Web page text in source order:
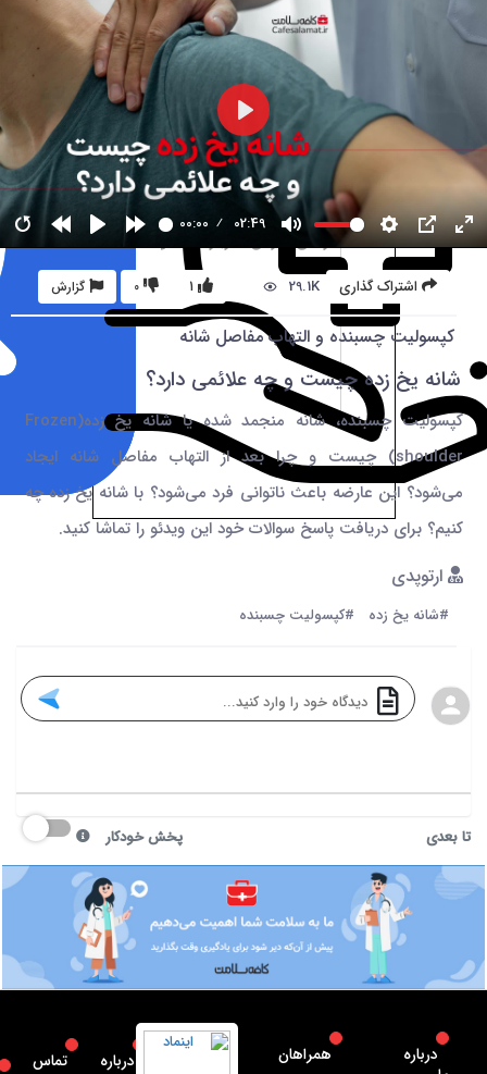
00:00 02:49
اشتراک گذاری 29.1K گزارش 0 1
کپسولیت چسبنده و التهاب مفاصل شانه
شانه یخ زده چیست و چه علائمی دارد؟
کپسولیت چسبنده، شانه منجمد شده یا شانه یخ زده(Frozen
shoulder) چیست و چرا بعد از التهاب مفاصل شانه ایجاد
می‌شود؟ این عارضه باعث ناتوانی فرد می‌شود؟ با شانه یخ زده چه
کنیم؟ برای دریافت پاسخ سوالات خود این ویدئو را تماشا کنید.
ارتوپدی
#شانه یخ زده #کپسولیت چسبنده
تا بعدی پخش خودکار
درباره
همراهان
درباره
تماس